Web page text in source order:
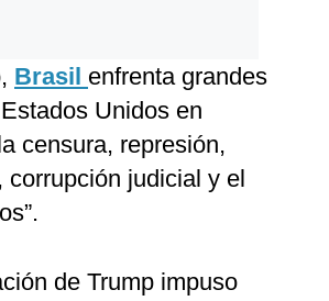
Brasil enfrenta grandes
Unidos en
censura, represión,
corrupción judicial y el
de Trump impuso